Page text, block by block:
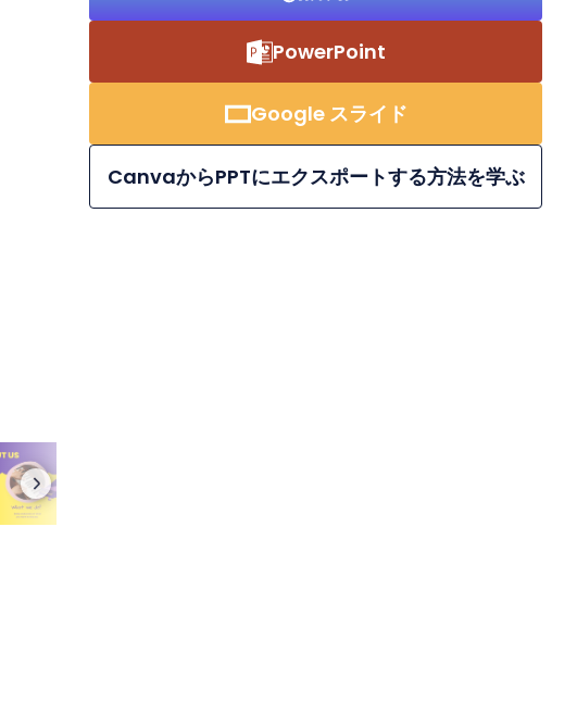
PowerPoint
Google スライド
CanvaからPPTにエクスポートする方法を学ぶ